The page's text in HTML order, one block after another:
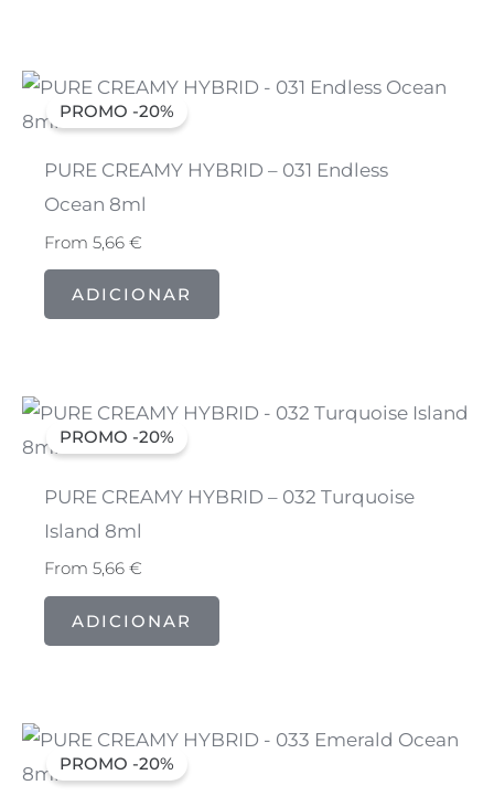
PROMO -20%
PURE CREAMY HYBRID – 031 Endless
Ocean 8ml
From5,66€
ADICIONAR
PROMO -20%
PURE CREAMY HYBRID – 032 Turquoise
Island 8ml
From5,66€
ADICIONAR
PROMO -20%